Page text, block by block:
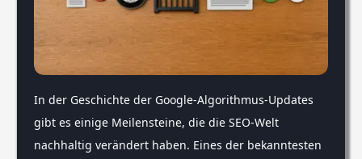
In der Geschichte der Google-Algorithmus-Updates
gibt es einige Meilensteine, die die SEO-Welt
nachhaltig verändert haben. Eines der bekanntesten